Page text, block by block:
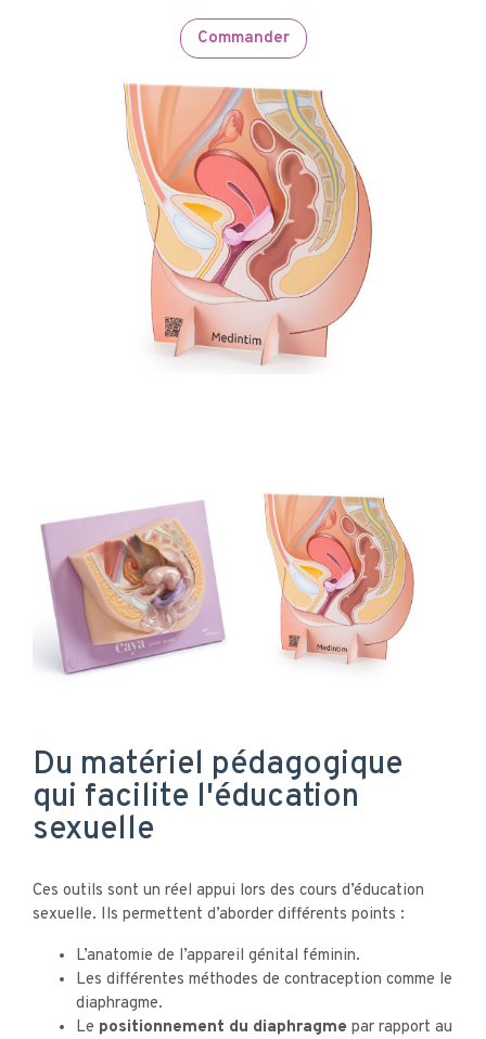
Commander
Du matériel pédagogique
qui facilite l'éducation
sexuelle
Ces outils sont un réel appui lors des cours d’éducation
sexuelle. Ils permettent d’aborder différents points :
L’anatomie de l’appareil génital féminin.
Les différentes méthodes de contraception comme le
diaphragme.
Le positionnement du diaphragme par rapport au